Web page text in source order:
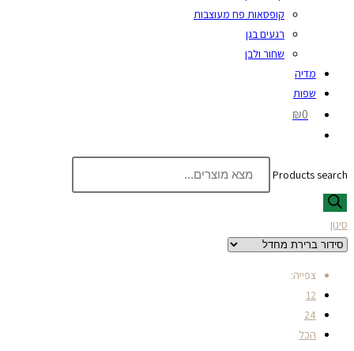
קופסאות פח מעוצבות
רגעים בגן
שחור ולבן
מדיה
שפות
₪0
Products search
סינון
צפייה:
12
24
הכל